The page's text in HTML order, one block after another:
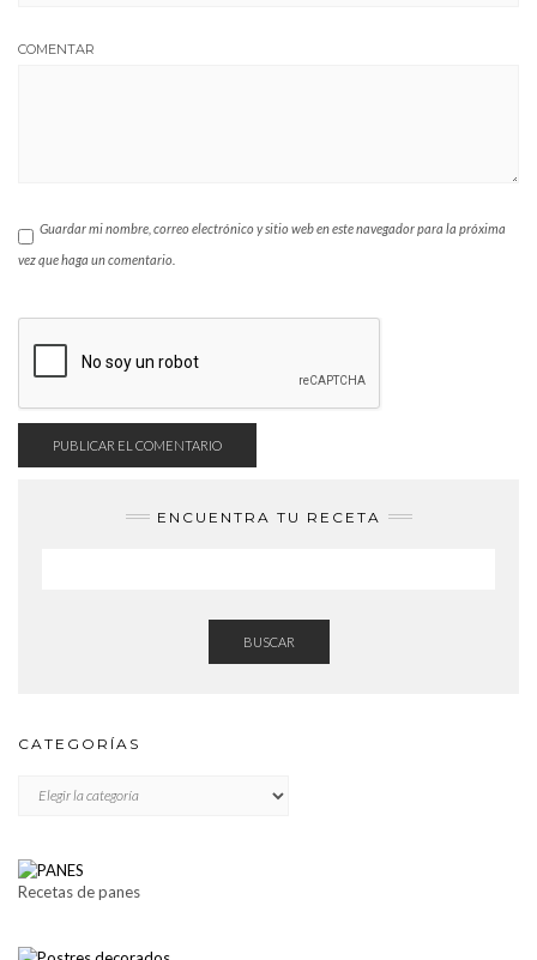
COMENTAR
Guardar mi nombre, correo electrónico y sitio web en este navegador para la próxima
vez que haga un comentario.
ENCUENTRA TU RECETA
BUSCAR
CATEGORÍAS
Recetas de panes